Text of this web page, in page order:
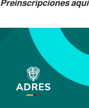
Preinscripciones aquí